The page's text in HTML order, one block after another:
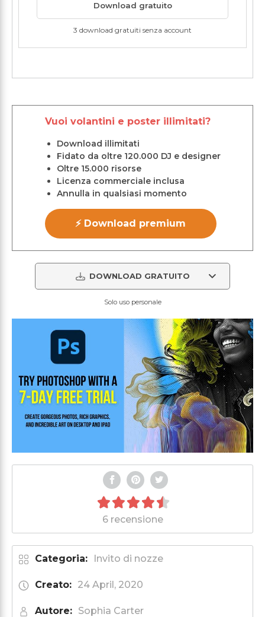
Download gratuito
3 download gratuiti senza account
Vuoi volantini e poster illimitati?
Download illimitati
Fidato da oltre 120.000 DJ e designer
Oltre 15.000 risorse
Licenza commerciale inclusa
Annulla in qualsiasi momento
⚡ Download premium
DOWNLOAD GRATUITO
Solo uso personale
6 recensione
Categoria: Invito di nozze
Creato: 24 April, 2020
Autore: Sophia Carter